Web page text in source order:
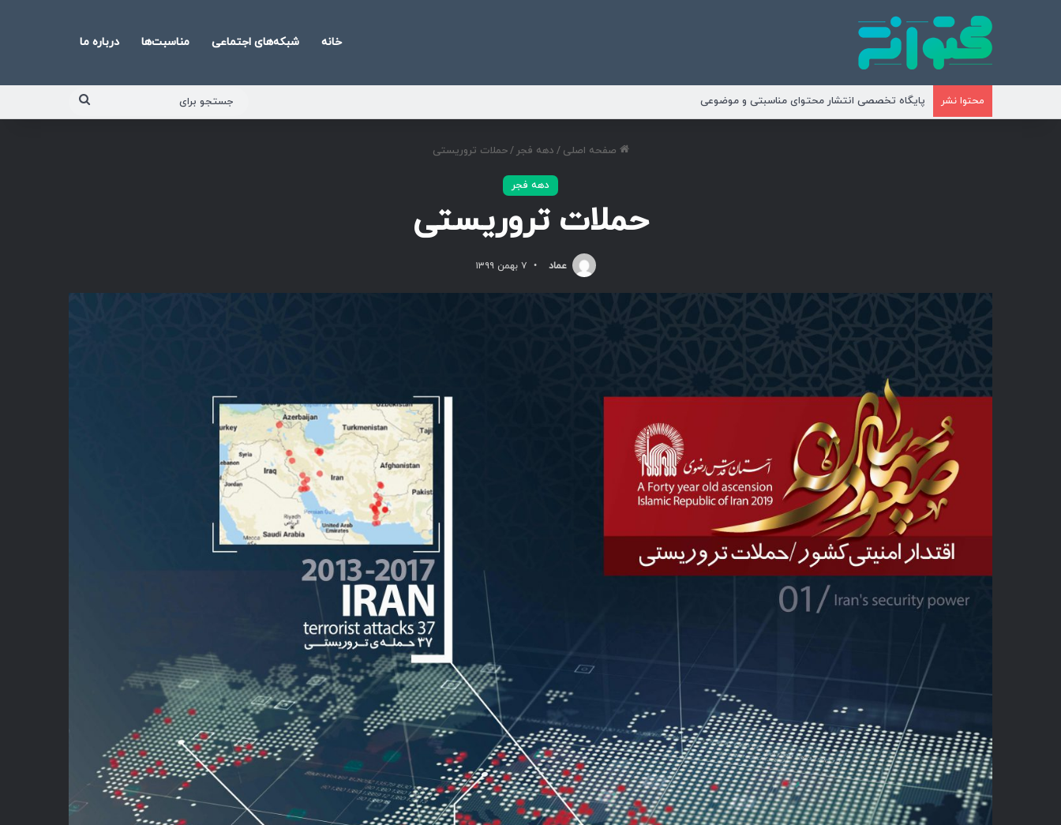
خانه شبکه‌های اجتماعی مناسبت‌ها درباره ما
محتوا نشر پایگاه تخصصی انتشار محتوای مناسبتی و موضوعی
صفحه اصلی / دهه فجر /حملات تروریستی
دهه فجر
حملات تروریستی
عماد ۷ بهمن ۱۳۹۹